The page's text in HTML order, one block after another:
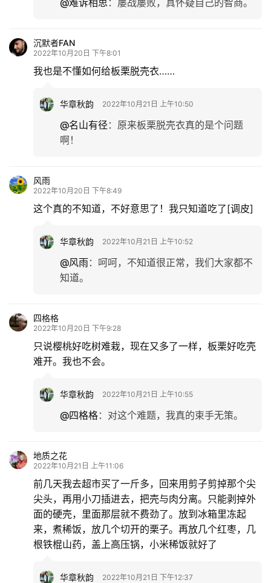
沉默者FAN
2022年10月20日 下午8:01
我也是不懂如何给板栗脱壳衣……
华章秋韵 2022年10月21日 上午10:50
@名山有径： 原来板栗脱壳衣真的是个问题
啊！
风雨
2022年10月20日 下午8:49
这个真的不知道，不好意思了！我只知道吃了[调皮]
华章秋韵 2022年10月21日 上午10:52
@风雨： 呵呵，不知道很正常，我们大家都不
知道。
四格格
2022年10月20日 下午9:28
只说樱桃好吃树难栽，现在又多了一样，板栗好吃壳
难开。我也不会。
华章秋韵 2022年10月21日 上午10:55
@四格格： 对这个难题，我真的束手无策。
地质之花
2022年10月21日 上午11:06
前几天我去超市买了一斤多，回来用剪子剪掉那个尖
尖头，再用小刀插进去，把壳与肉分离。只能剥掉外
面的硬壳，里面那层就不费劲了。放到冰箱里冻起
来，煮稀饭，放几个切开的栗子。再放几个红枣，几
根铁棍山药，盖上高压锅，小米稀饭就好了
华章秋韵 2022年10月21日 下午12:37